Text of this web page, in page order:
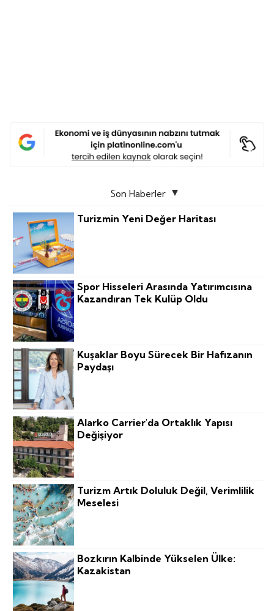
Son Haberler
Turizmin Yeni Değer Haritası
Spor Hisseleri Arasında Yatırımcısına
Kazandıran Tek Kulüp Oldu
Kuşaklar Boyu Sürecek Bir Hafızanın
Paydaşı
Alarko Carrier'da Ortaklık Yapısı
Değişiyor
Turizm Artık Doluluk Değil, Verimlilik
Meselesi
Bozkırın Kalbinde Yükselen Ülke:
Kazakistan